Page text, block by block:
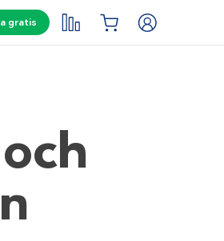
gratis